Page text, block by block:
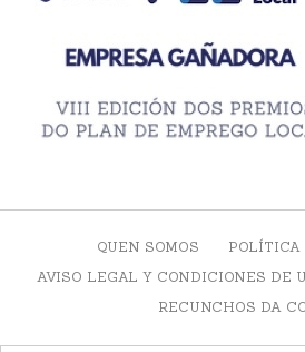
QUEN SOMOS
POLÍTICA
AVISO LEGAL Y CONDICIONES DE
RECUNCHOS DA